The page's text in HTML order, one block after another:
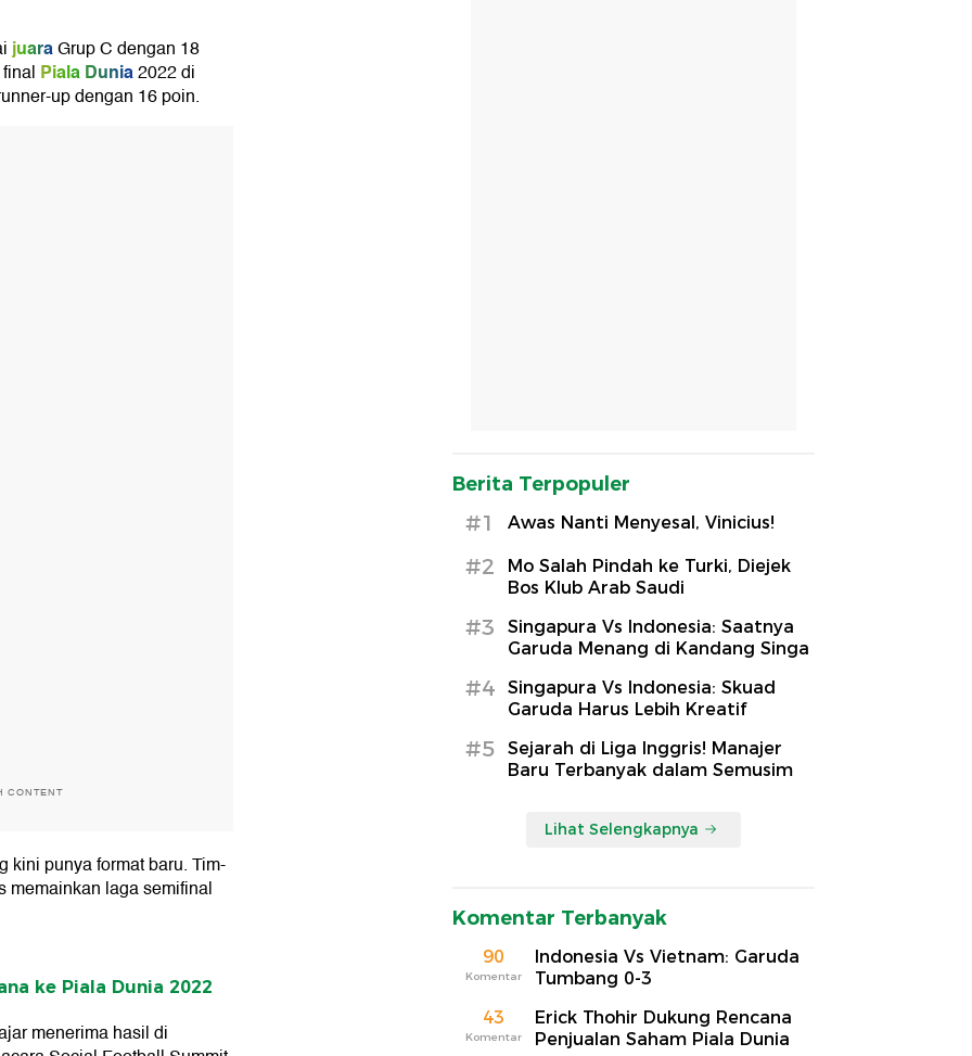
juaraGrup C dengan 18
Piala Dunia2022 di
up dengan 16 poin.
CONTENT
kini punya format baru. Tim-
memainkan laga semifinal
ke Piala Dunia 2022
menerima hasil di
Berita Terpopuler
#1 Awas Nanti Menyesal, Vinicius!
#2
Mo Salah Pindah ke Turki, Diejek
Bos Klub Arab Saudi
#3
Singapura Vs Indonesia: Saatnya
Garuda Menang di Kandang Singa
#4
Singapura Vs Indonesia: Skuad
Garuda Harus Lebih Kreatif
#5
Sejarah di Liga Inggris! Manajer
Baru Terbanyak dalam Semusim
Lihat Selengkapnya
Komentar Terbanyak
90
Komentar
Indonesia Vs Vietnam: Garuda
Tumbang 0-3
43
Komentar
Erick Thohir Dukung Rencana
Penjualan Saham Piala Dunia